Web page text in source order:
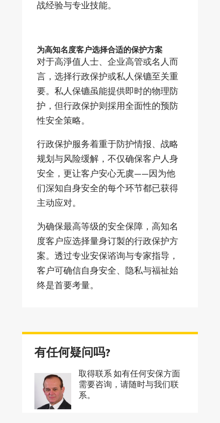
战经验与专业技能。
为高知名度客户选择合适的保护方案
对于高淨值人士、企业高管或名人而
言，选择行政保护或私人保镳至关重
要。私人保镳虽能提供即时的物理防
护，但行政保护则採用全面性的预防
性安全策略。
行政保护服务着重于防护情报、战略
规划与风险缓解，不仅确保客户人身
安全，更让客户安心无虞——因为他
们深知自身安全的每个环节都已获得
主动应对。
为确保最高等级的安全保障，高知名
度客户应选择量身订製的行政保护方
案。透过专业安保谘询与专家指导，
客户可确信自身安全、隐私与福祉始
终是首要考量。
有任何疑问吗?
取得联系 如有任何安保方面
需要咨询，请随时与我们联
系。